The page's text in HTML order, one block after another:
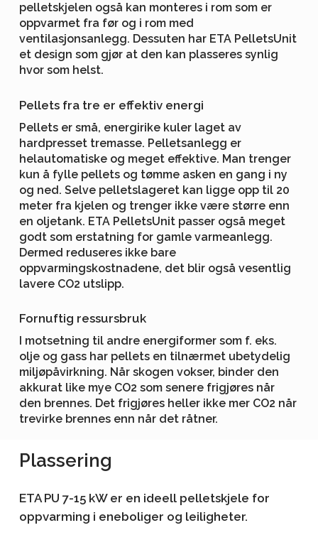
pelletskjelen også kan monteres i rom som er
oppvarmet fra før og i rom med
ventilasjonsanlegg. Dessuten har ETA PelletsUnit
et design som gjør at den kan plasseres synlig
hvor som helst.
Pellets fra tre er effektiv energi
Pellets er små, energirike kuler laget av
hardpresset tremasse. Pelletsanlegg er
helautomatiske og meget effektive. Man trenger
kun å fylle pellets og tømme asken en gang i ny
og ned. Selve pelletslageret kan ligge opp til 20
meter fra kjelen og trenger ikke være større enn
en oljetank. ETA PelletsUnit passer også meget
godt som erstatning for gamle varmeanlegg.
Dermed reduseres ikke bare
oppvarmingskostnadene, det blir også vesentlig
lavere CO2 utslipp.
Fornuftig ressursbruk
I motsetning til andre energiformer som f. eks.
olje og gass har pellets en tilnærmet ubetydelig
miljøpåvirkning. Når skogen vokser, binder den
akkurat like mye CO2 som senere frigjøres når
den brennes. Det frigjøres heller ikke mer CO2 når
trevirke brennes enn når det råtner.
Plassering
ETA PU 7-15 kW er en ideell pelletskjele for
oppvarming i eneboliger og leiligheter.